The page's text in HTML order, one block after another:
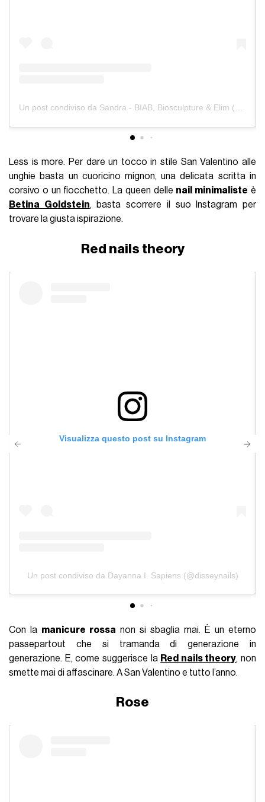
Un post condiviso da Sandra - BIAB, Biosculpture & Elim (@bysandrafs)
Less is more. Per dare un tocco in stile San Valentino alle
unghie basta un cuoricino mignon, una delicata scritta in
corsivo o un fiocchetto. La queen delle nail minimaliste è
Betina Goldstein, basta scorrere il suo Instagram per
trovare la giusta ispirazione.
Red nails theory
Visualizza questo post su Instagram
Un post condiviso da Dayanna I. Sapiens (@disseynails)
Con la manicure rossa non si sbaglia mai. È un eterno
passepartout che si tramanda di generazione in
generazione. E, come suggerisce la Red nails theory, non
smette mai di affascinare. A San Valentino e tutto l’anno.
Rose